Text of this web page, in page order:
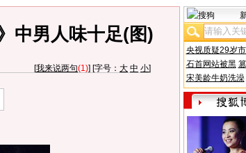
中男人味十足(图)
[我来说两句(1)] [字号： 大 中 小]
央视质疑29岁
石首网站被黑
宋美龄牛奶洗澡